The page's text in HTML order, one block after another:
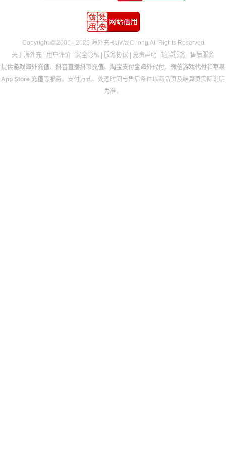
Copyright © 2006 - 2026 海外充HaiWaiChong.All Rights Reserved
关于海外充 | 用户评价 | 安全隐私 | 服务协议 | 免责声明 | 退款服务 | 售后服务
提供游戏海外充值、 抖音直播抖币充值、 淘宝支付宝海外代付、 微信游戏代付和 苹果
App Store 充值等服务。支付方式、处理时间与售后条件以商品页及结算页实际说明
为准。